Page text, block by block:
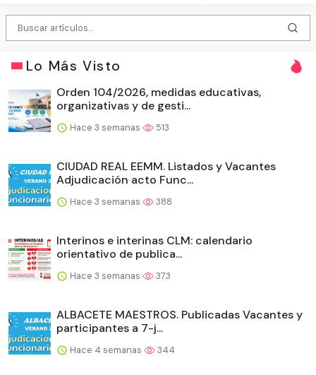
Lo Más Visto
Orden 104/2026, medidas educativas,
organizativas y de gesti...
Hace 3 semanas 513
CIUDAD REAL EEMM. Listados y Vacantes
Adjudicación acto Func...
Hace 3 semanas 388
Interinos e interinas CLM: calendario
orientativo de publica...
Hace 3 semanas 373
ALBACETE MAESTROS. Publicadas Vacantes y
participantes a 7-j...
Hace 4 semanas 344